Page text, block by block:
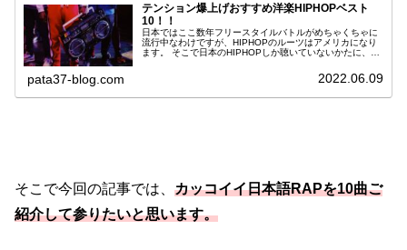
テンション爆上げおすすめ洋楽HIPHOPベスト
10！！
日本ではここ数年フリースタイルバトルがめちゃくちゃに
流行中なわけですが、HIPHOPのルーツはアメリカになり
ます。 そこで日本のHIPHOPしか聴いていないかたに、ぜ
チョ！ハゲラッチョ！してもらいたいと思います。 斎藤さ
pata37-blog.com 2022.06.09
そこで今回の記事では、 カッコイイ日本語RAPを10曲ご
紹介して参りたいと思います。